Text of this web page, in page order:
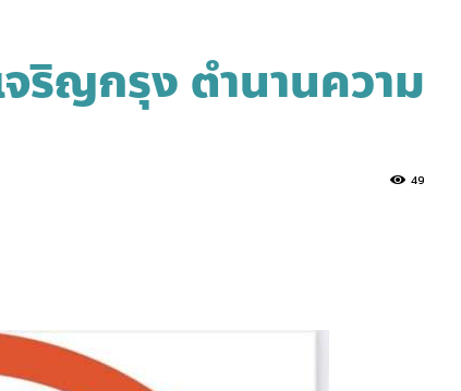
ริญกรุง ตำนานความ
49